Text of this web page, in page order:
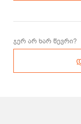
ჯერ არ ხარ წევრი?